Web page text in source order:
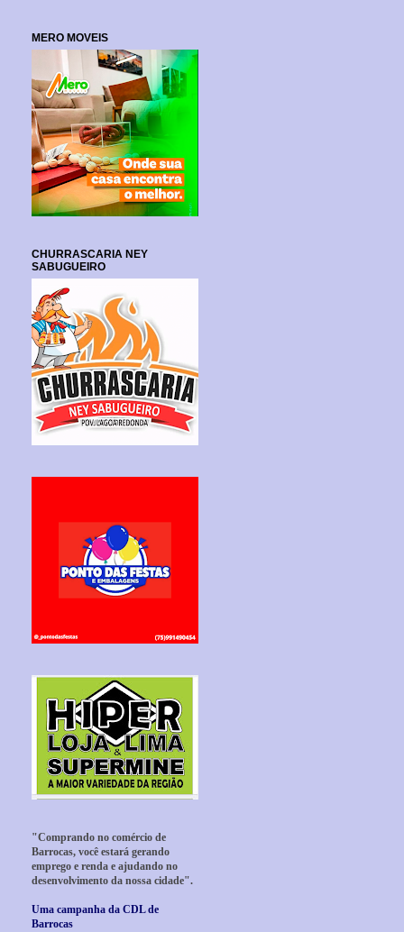
MERO MOVEIS
CHURRASCARIA NEY
SABUGUEIRO
"Comprando no comércio de
Barrocas, você estará gerando
emprego e renda e ajudando no
desenvolvimento da nossa cidade".
Uma campanha da CDL de
Barrocas